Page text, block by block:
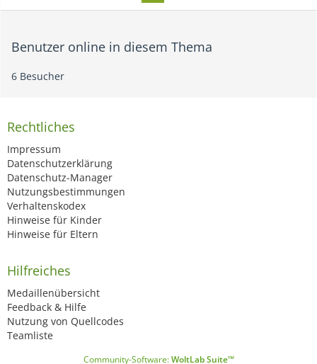
Benutzer online in diesem Thema
6 Besucher
Rechtliches
Impressum
Datenschutzerklärung
Datenschutz-Manager
Nutzungsbestimmungen
Verhaltenskodex
Hinweise für Kinder
Hinweise für Eltern
Hilfreiches
Medaillenübersicht
Feedback & Hilfe
Nutzung von Quellcodes
Teamliste
Community-Software:WoltLab Suite™